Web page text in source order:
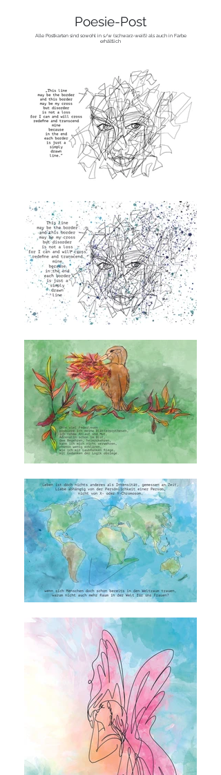
Poesie-Post
Alle Postkarten sind sowohl in s/w (schwarz-weiß) als auch in Farbe
erhältlich